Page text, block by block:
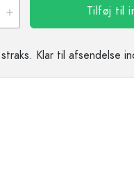
Tilføj til
Klar til afsendelse